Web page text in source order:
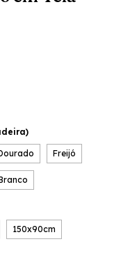
Freijó
150x90cm